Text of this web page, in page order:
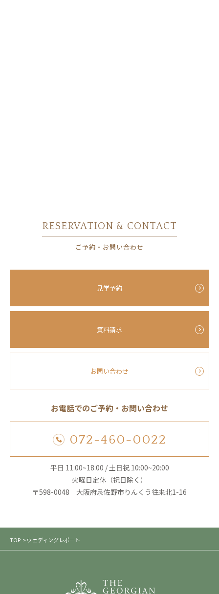
RESERVATION & CONTACT
ご予約・お問い合わせ
見学予約
資料請求
お問い合わせ
お電話でのご予約・お問い合わせ
072-460-0022
平日 11:00~18:00 / 土日祝 10:00~20:00
火曜日定休（祝日除く）
〒598-0048 大阪府泉佐野市りんくう往来北1-16
TOP > ウェディングレポート